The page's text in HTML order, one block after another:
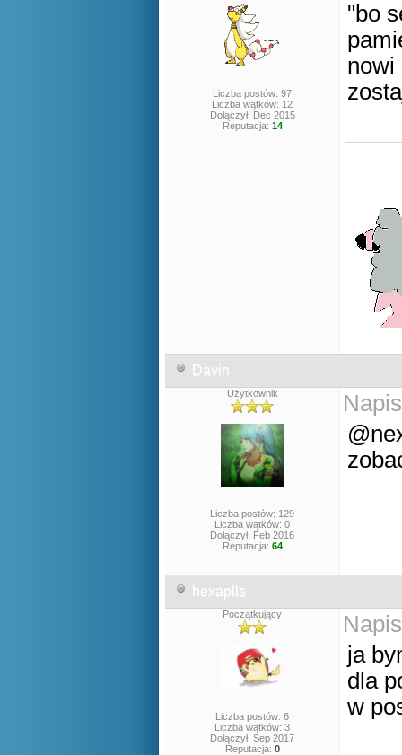
Liczba postów: 97
Liczba wątków: 12
Dołączył: Dec 2015
Reputacja: 14
"bo
nowi
Davin
Użytkownik
Liczba postów: 129
Liczba wątków: 0
Dołączył: Feb 2016
Reputacja: 64
hexaplls
Początkujący
Liczba postów: 6
Liczba wątków: 3
Dołączył: Sep 2017
Reputacja: 0
ja
dla
w